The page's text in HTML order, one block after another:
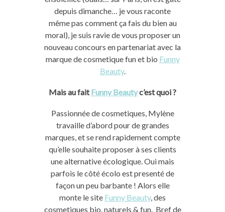
depuis dimanche… je vous raconte
même pas comment ça fais du bien au
moral), je suis ravie de vous proposer un
nouveau concours en partenariat avec la
marque de cosmetique fun et bio Funny
Beauty.
Mais au faitFunny Beautyc’est quoi ?
Passionnée de cosmetiques, Mylène
travaille d’abord pour de grandes
marques, et se rend rapidement compte
qu’elle souhaite proposer à ses clients
une alternative écologique. Oui mais
parfois le côté écolo est presenté de
façon un peu barbante ! Alors elle
monte le site Funny Beauty, des
cosmetiques bio, naturels & fun. Bref de